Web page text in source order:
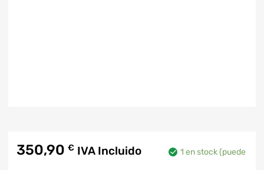
350,90 € IVA Incluido 1 en stock (puede